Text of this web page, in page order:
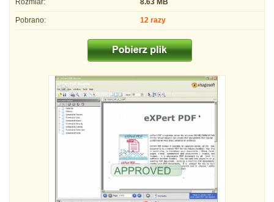
Rozmiar: 8.63 MB
Pobrano: 12 razy